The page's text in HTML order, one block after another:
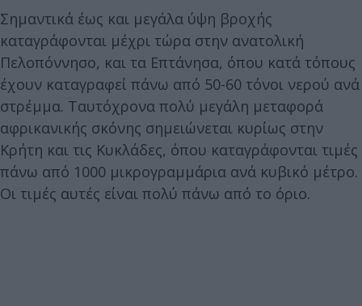
Σημαντικά έως και μεγάλα ύψη βροχής
καταγράφονται μέχρι τώρα στην ανατολική
Πελοπόννησο, και τα Επτάνησα, όπου κατά τόπους
έχουν καταγραφεί πάνω από 50-60 τόνοι νερού ανά
στρέμμα. Ταυτόχρονα πολύ μεγάλη μεταφορά
αφρικανικής σκόνης σημειώνεται κυρίως στην
Κρήτη και τις Κυκλάδες, όπου καταγράφονται τιμές
πάνω από 1000 μικρογραμμάρια ανά κυβικό μέτρο.
Οι τιμές αυτές είναι πολύ πάνω από το όριο.